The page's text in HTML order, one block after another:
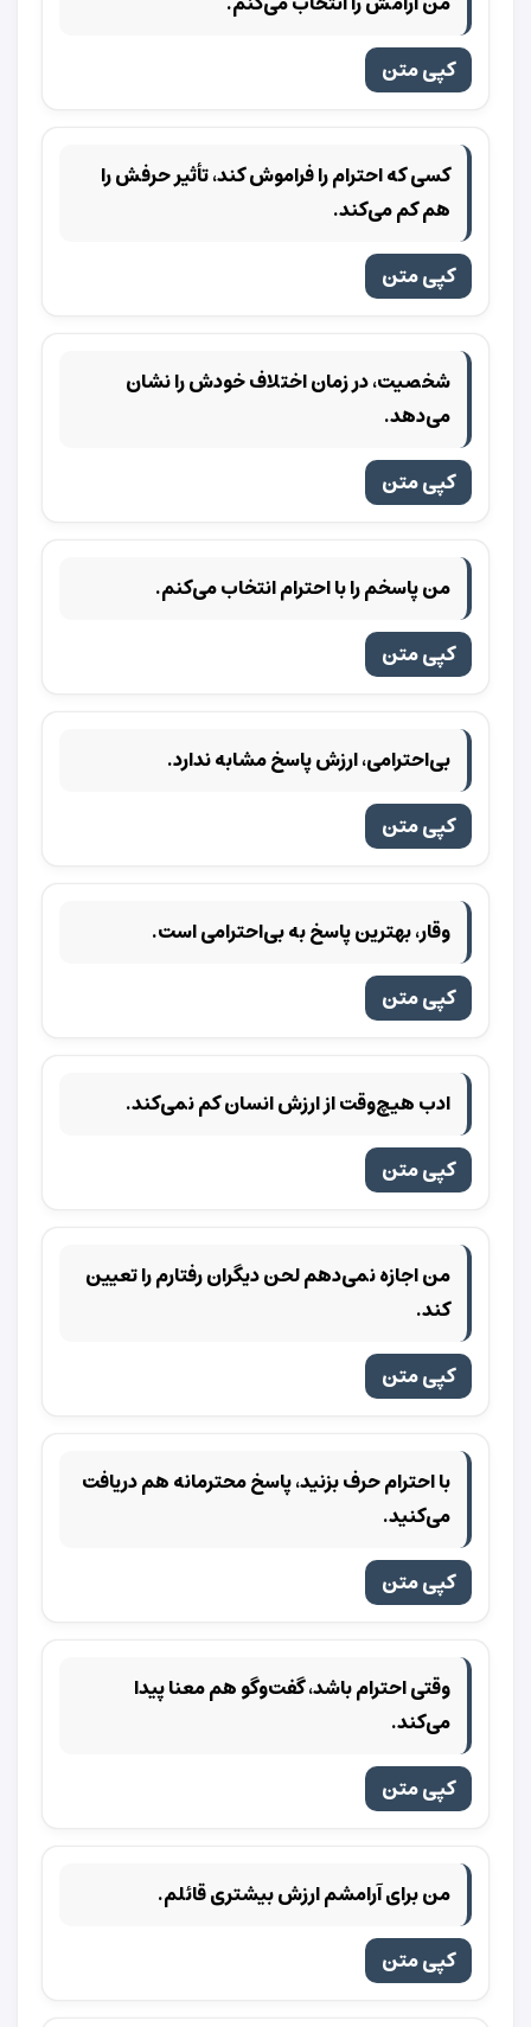
کپی متن
کسی که احترام را فراموش کند، تأثیر حرفش را
هم کم می‌کند.
کپی متن
شخصیت، در زمان اختلاف خودش را نشان
می‌دهد.
کپی متن
من پاسخم را با احترام انتخاب می‌کنم.
کپی متن
بی‌احترامی، ارزش پاسخ مشابه ندارد.
کپی متن
وقار، بهترین پاسخ به بی‌احترامی است.
کپی متن
ادب هیچ‌وقت از ارزش انسان کم نمی‌کند.
کپی متن
من اجازه نمی‌دهم لحن دیگران رفتارم را تعیین
کند.
کپی متن
با احترام حرف بزنید، پاسخ محترمانه هم دریافت
می‌کنید.
کپی متن
وقتی احترام باشد، گفت‌وگو هم معنا پیدا
می‌کند.
کپی متن
من برای آرامشم ارزش بیشتری قائلم.
کپی متن